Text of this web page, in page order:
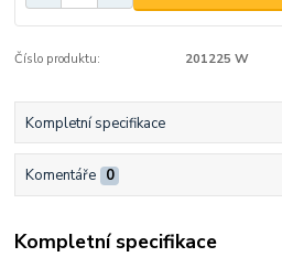
Číslo produktu: 201225 W
Kompletní specifikace
Komentáře 0
Kompletní specifikace